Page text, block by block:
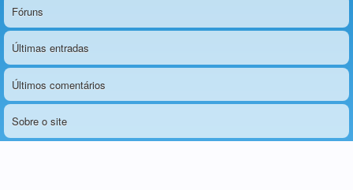
Fóruns
Últimas entradas
Últimos comentários
Sobre o site